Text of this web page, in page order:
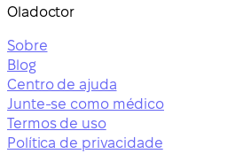
Oladoctor
Sobre
Blog
Centro de ajuda
Junte-se como médico
Termos de uso
Política de privacidade